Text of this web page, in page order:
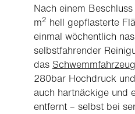
Nach einem
m2 hell gepflasterte
einmal wöchentlich
selbstfahrender
das Schwemmfahrzeug
280bar Hochdruck
auch hartnäckige und
entfernt – selbst bei